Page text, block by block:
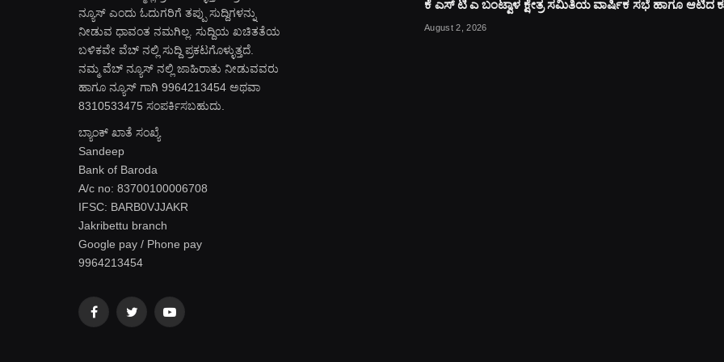
ನ್ಯೂಸ್ ಎಂದು ಓದುಗರಿಗೆ ತಪ್ಪು ಸುದ್ದಿಗಳನ್ನು
ನೀಡುವ ಧಾವಂತ ನಮಗಿಲ್ಲ. ಸುದ್ದಿಯ ಖಚಿತತೆಯ
ಬಳಿಕವೇ ವೆಬ್ ನಲ್ಲಿ ಸುದ್ದಿ ಪ್ರಕಟಗೊಳ್ಳುತ್ತದೆ.
ನಮ್ಮ ವೆಬ್ ನ್ಯೂಸ್ ನಲ್ಲಿ ಜಾಹಿರಾತು ನೀಡುವವರು
ಹಾಗೂ ನ್ಯೂಸ್ ಗಾಗಿ 9964213454 ಅಥವಾ
8310533475 ಸಂಪರ್ಕಿಸಬಹುದು.
ಬ್ಯಾಂಕ್ ಖಾತೆ ಸಂಖ್ಯೆ
Sandeep
Bank of Baroda
A/c no: 83700100006708
IFSC: BARB0VJJAKR
Jakribettu branch
Google pay / Phone pay
9964213454
FacebookTwitter YouTube
ಕೆ ಎಸ್ ಟಿ ಎ ಬಂಟ್ವಾಳ ಕ್ಷೇತ್ರ ಸಮಿತಿಯ ವಾರ್ಷಿಕ ಸಭೆ ಹಾಗೂ ಆಟಿದ
August 2, 2026